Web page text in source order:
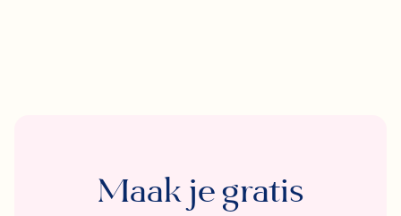
Maak je gratis